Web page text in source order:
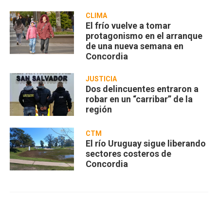
CLIMA
El frío vuelve a tomar
protagonismo en el arranque
de una nueva semana en
Concordia
JUSTICIA
Dos delincuentes entraron a
robar en un “carribar” de la
región
CTM
El río Uruguay sigue liberando
sectores costeros de
Concordia